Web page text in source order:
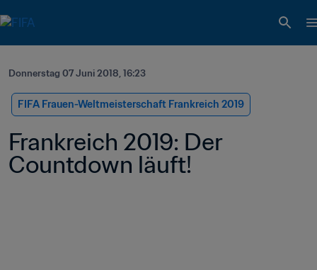
Donnerstag 07 Juni 2018, 16:23
FIFA Frauen-Weltmeisterschaft Frankreich 2019
Frankreich 2019: Der
Countdown läuft!